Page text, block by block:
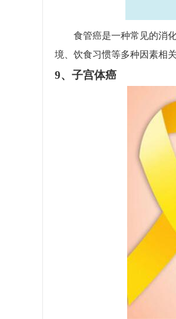
食管癌是一种常见的消化
境、饮食习惯等多种因素相
9、子宫体癌